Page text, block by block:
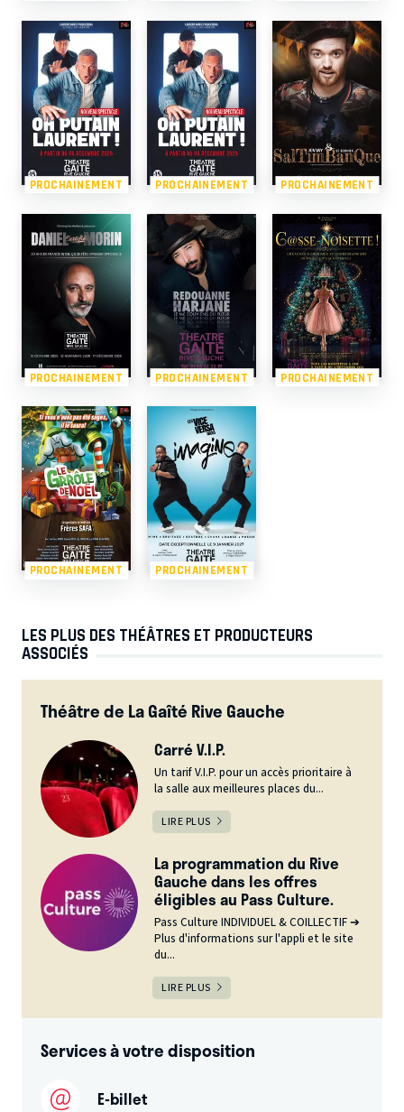
PROCHAINEMENT PROCHAINEMENT PROCHAINEMENT
PROCHAINEMENT PROCHAINEMENT PROCHAINEMENT
PROCHAINEMENT PROCHAINEMENT
LES PLUS DES THÉÂTRES ET PRODUCTEURS
ASSOCIÉS
Théâtre de La Gaîté Rive Gauche
Carré V.I.P.
Un tarif V.I.P. pour un accès prioritaire à
la salle aux meilleures places du...
LIRE PLUS
La programmation du Rive
Gauche dans les offres
éligibles au Pass Culture.
Pass Culture INDIVIDUEL & COILLECTIF ➔
Plus d'informations sur l'appli et le site
du...
LIRE PLUS
Services à votre disposition
E-billet